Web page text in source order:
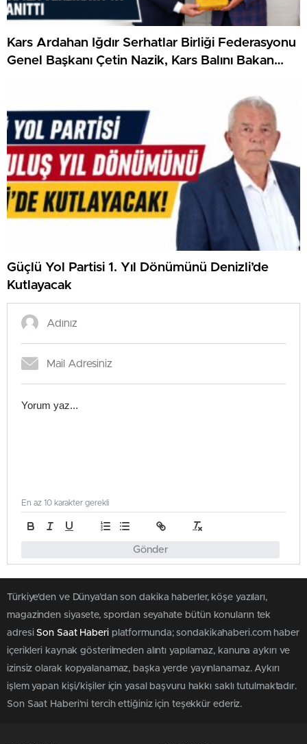
Kars Ardahan Iğdır Serhatlar Birliği Federasyonu
Genel Başkanı Çetin Nazik, Kars Balını Bakan
Güçlü Yol Partisi 1. Yıl Dönümünü Denizli’de
Kutlayacak
Gönder
En az 10 karakter gerekli
Türkiye'den ve Dünya’dan son dakika haberler, köşe yazıları,
magazinden siyasete, spordan seyahate bütün konuların tek
adresiSon Saat Haberiplatformunda; sondakikahaberi.com haber
içerikleri kaynak gösterilmeden alıntı yapılamaz, kanuna aykırı ve
izinsiz olarak kopyalanamaz, başka yerde yayınlanamaz. Aykırı
işlem yapan kişi/kişiler için yasal başvuru hakkı saklı tutulmaktadır.
Son Saat Haberi'ni tercih ettiğiniz için teşekkür ederiz.